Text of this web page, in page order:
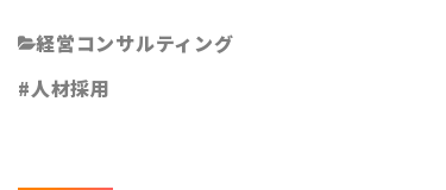
経営コンサルティング
人材採用